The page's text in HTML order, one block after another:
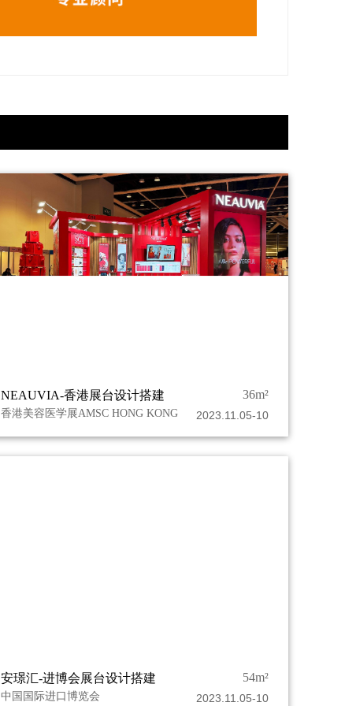
NEAUVIA-香港展台设计搭建 36m²
香港美容医学展AMSC HONG KONG 2023.11.05-10
安璟汇-进博会展台设计搭建 54m²
中国国际进口博览会 2023.11.05-10